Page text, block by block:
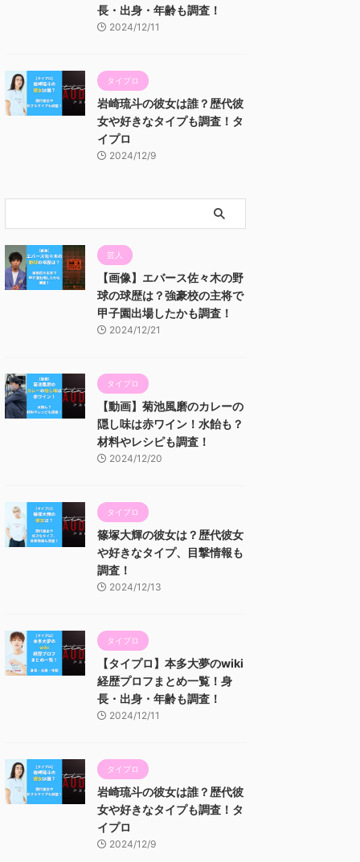
長・出身・年齢も調査！
2024/12/11
タイプロ
岩崎琉斗の彼女は誰？歴代彼
女や好きなタイプも調査！タ
イプロ
2024/12/9
芸人
【画像】エバース佐々木の野
球の球歴は？強豪校の主将で
甲子園出場したかも調査！
2024/12/21
タイプロ
【動画】菊池風磨のカレーの
隠し味は赤ワイン！水飴も？
材料やレシピも調査！
2024/12/20
タイプロ
篠塚大輝の彼女は？歴代彼女
や好きなタイプ、目撃情報も
調査！
2024/12/13
タイプロ
【タイプロ】本多大夢のwiki
経歴プロフまとめ一覧！身
長・出身・年齢も調査！
2024/12/11
タイプロ
岩崎琉斗の彼女は誰？歴代彼
女や好きなタイプも調査！タ
イプロ
2024/12/9